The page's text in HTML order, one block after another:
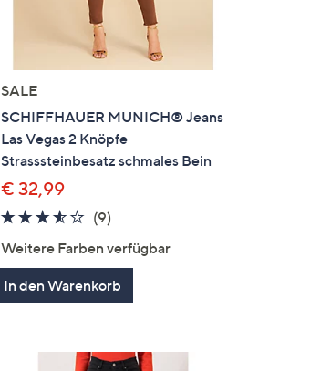
SALE
SCHIFFHAUER MUNICH® Jeans
Las Vegas 2 Knöpfe
Strasssteinbesatz schmales Bein
€ 32,99
3.4
(9)
Weitere Farben verfügbar
In den Warenkorb